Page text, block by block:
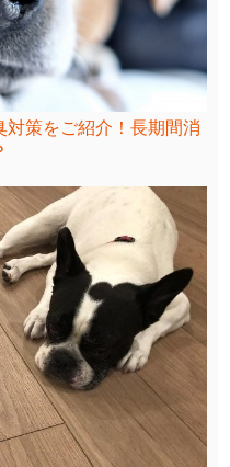
策をご紹介！長期間消